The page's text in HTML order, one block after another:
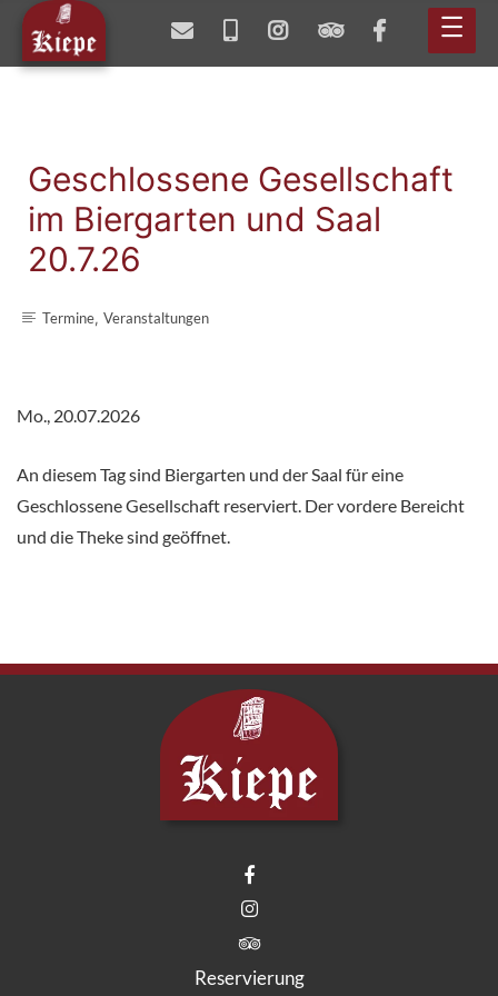
Main
Menu
Geschlossene Gesellschaft
im Biergarten und Saal
20.7.26
Termine, Veranstaltungen
Beitragsnavigation
Mo., 20.07.2026
An diesem Tag sind Biergarten und der Saal für eine
Geschlossene Gesellschaft reserviert. Der vordere Bereicht
und die Theke sind geöffnet.
Reservierung